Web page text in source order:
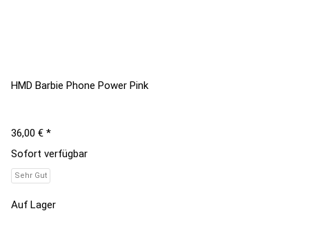
HMD Barbie Phone Power Pink
36,00 € *
Sofort verfügbar
Sehr Gut
Auf Lager